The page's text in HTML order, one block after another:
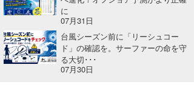
に
07月31日
台風シーズン前に「リーシュコー
ド」の確認を。サーファーの命を守
る大切･･･
07月30日